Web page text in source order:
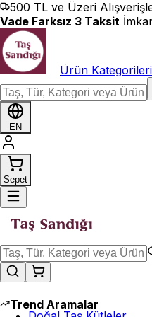
İçeriğe geç
500 TL ve Üzeri
Vade Farksız 3 Taksit
Ürün Kategorileri
EN
Sepet
Trend Aramalar